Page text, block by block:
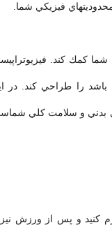
فيزيكي شما.
شما كمك كند.
را طراحي كند. در
بدني و سلامت كلي
و پس از ورزش نيز